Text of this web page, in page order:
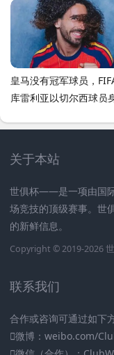
皇马没有冠军球员，
库雷利亚以切尔西球员
关于本站
世俱杯——是一项由国
场竞技的顶级赛事。世
的新鲜信息。
Copyright © 2019-2026
联系我们
合作或咨询可通过如下
微博：weibo.com/